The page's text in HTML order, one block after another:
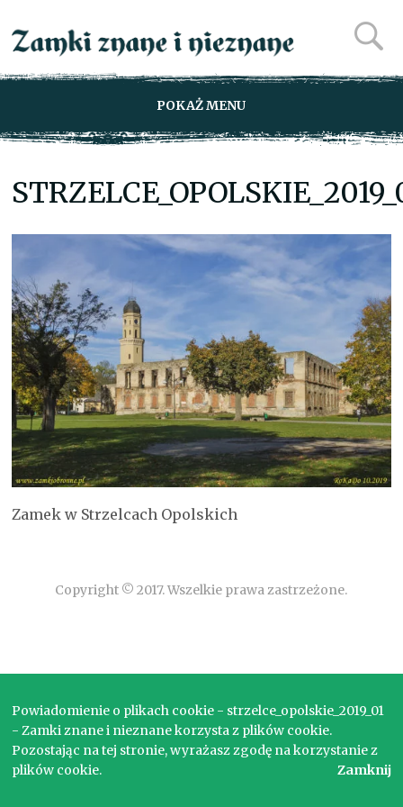
POKAŻ MENU
Zamek w Strzelcach Opolskich
Copyright © 2017. Wszelkie prawa zastrzeżone.
Powiadomienie o plikach cookie - strzelce_opolskie_2019_01
- Zamki znane i nieznane korzysta z plików cookie.
Pozostając na tej stronie, wyrażasz zgodę na korzystanie z
plików cookie.
Zamknij